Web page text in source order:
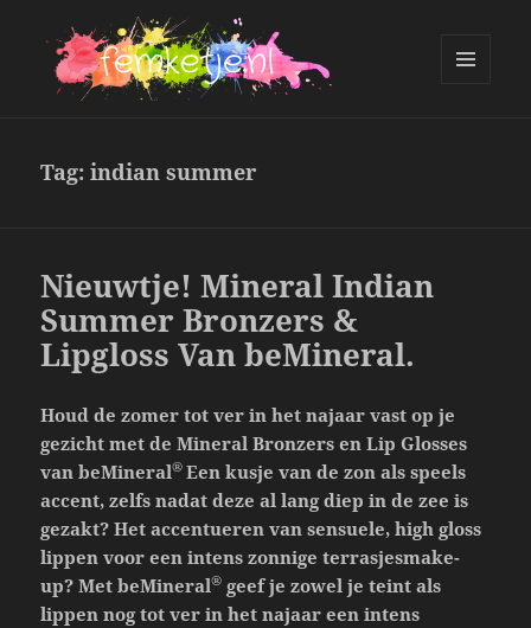
Tag:indian summer
Nieuwtje! Mineral Indian
Summer Bronzers &
Lipgloss Van beMineral.
Houd de zomer tot ver in het najaar vast op je
gezicht met de Mineral Bronzers en Lip Glosses
van beMineral®Een kusje van de zon als speels
accent, zelfs nadat deze al lang diep in de zee is
gezakt? Het accentueren van sensuele, high gloss
lippen voor een intens zonnige terrasjesmake-
up? Met beMineral® geef je zowel je teint als
lippen nog tot ver in het najaar een intens